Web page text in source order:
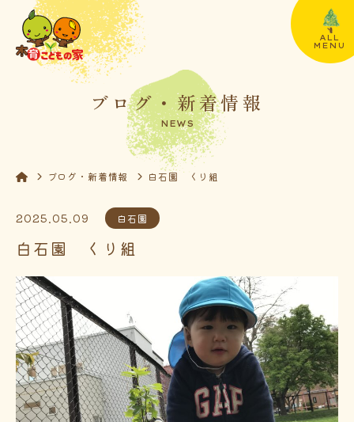
ALL
MENU
ブログ・新着情報
NEWS
ブログ・新着情報 白石園 くり組
2025.05.09 白石園
白石園 くり組